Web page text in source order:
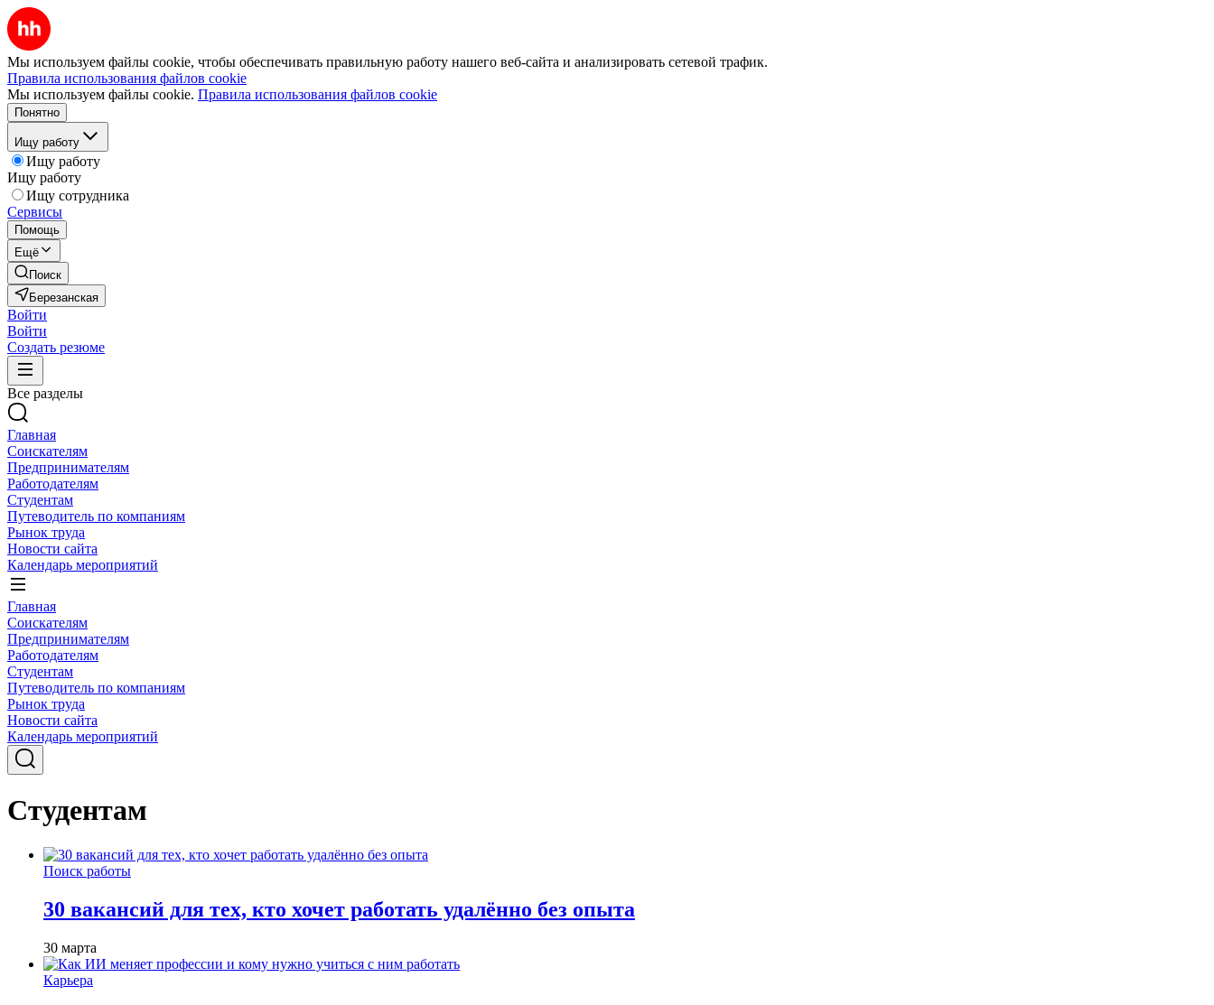
Мы используем файлы cookie, чтобы обеспечивать правильную работу нашего веб-сайта и анализировать сетевой трафик.
Правила использования файлов cookie
Мы используем файлы cookie. Правила использования файлов cookie
Понятно
Ищу работу
Ищу работу
Ищу работу
Ищу сотрудника
Сервисы
Помощь
Ещё
Поиск
Березанская
Войти
Войти
Создать резюме
Все разделы
Главная
Соискателям
Предпринимателям
Работодателям
Студентам
Путеводитель по компаниям
Рынок труда
Новости сайта
Календарь мероприятий
Главная
Соискателям
Предпринимателям
Работодателям
Студентам
Путеводитель по компаниям
Рынок труда
Новости сайта
Календарь мероприятий
Студентам
Поиск работы
30 вакансий для тех, кто хочет работать удалённо без опыта
30 марта
Карьера